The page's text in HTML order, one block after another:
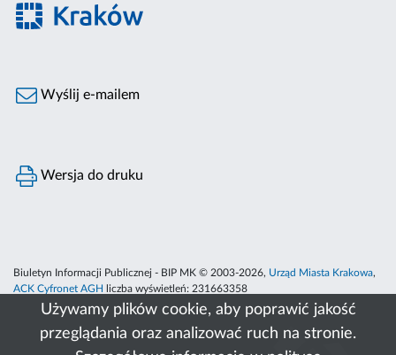
Używamy plików cookie, aby poprawić jakość
przeglądania oraz analizować ruch na stronie.
Wyślij e-mailem
Wersja do druku
Biuletyn Informacji Publicznej - BIP MK © 2003-2026, Urząd Miasta Krakowa,
ACK Cyfronet AGH
liczba wyświetleń: 231663358